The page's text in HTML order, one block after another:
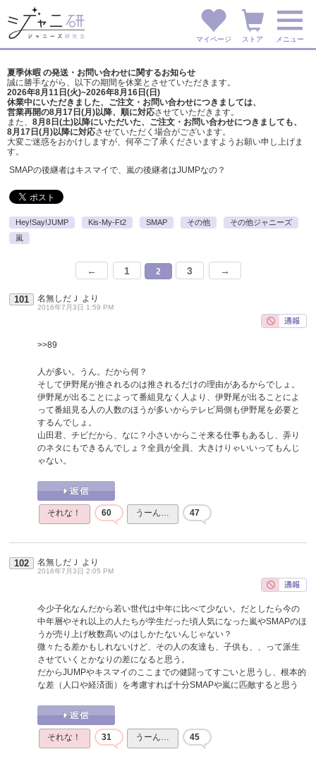
マイページ ストア メニュー
夏季休暇 の発送・お問い合わせに関するお知らせ
誠に勝手ながら、以下の期間を休業とさせていただきます。
2026年8月11日(火)~2026年8月16日(日)
休業中にいただきました、ご注文・お問い合わせにつきましては、
営業再開の8月17日(月)以降、順に対応させていただきます。
また、 8月8日(土)以降にいただいた、ご注文・ お問い合わせにつきましても、
8月17日(月)以降に対応させていただく場合がございます。
大変ご迷惑をおかけしますが、 何卒ご了承くださいますようお願い申し上げま
す。
SMAPの後継者はキスマイで、嵐の後継者はJUMPなの？
Hey!Say!JUMP Kis-My-Ft2 SMAP その他
その他ジャニーズ
嵐
← 1 2 3 →
101 名無しだＪ より
2016年7月3日 1:59 PM
>>89
人が多い。うん。だから何？
そして伊野尾が推されるのは推されるだけの理由があるからでしょ。
伊野尾が出ることによって番組見なく人より、伊野尾が出ることによ
って番組見る人の人数のほうが多いからテレビ局側も伊野尾を必要と
するんでしょ。
山田君、チビだから、なに？小さいからこそ来る仕事もあるし、弄り
のネタにもできるんでしょ？全員が全員、大きけりゃいいってもんじ
ゃない。
それな！ 60 うーん… 47
102 名無しだＪ より
2016年7月3日 2:05 PM
今少子化なんだから若い世代は中年に比べて少ない。だとしたら今の
中年層やそれ以上の人たちが学生だった頃人気になった嵐やSMAPのほ
うが売り上げ枚数高いのはしかたないんじゃない？
微々たる差かもしれないけど、その人の友達も、子供も、、って派生
させていくとかなりの差になると思う。
だからJUMPやキスマイのここまでの健闘ってすごいと思うし、根本的
な差（人口や経済面）を考慮すれば十分SMAPや嵐に匹敵すると思う
それな！ 31 うーん… 45